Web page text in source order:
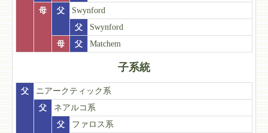
母
父
Swynford
父
Swynford
母
父 Matchem
子系統
父
ニアークティック系
父
ネアルコ系
父
ファロス系